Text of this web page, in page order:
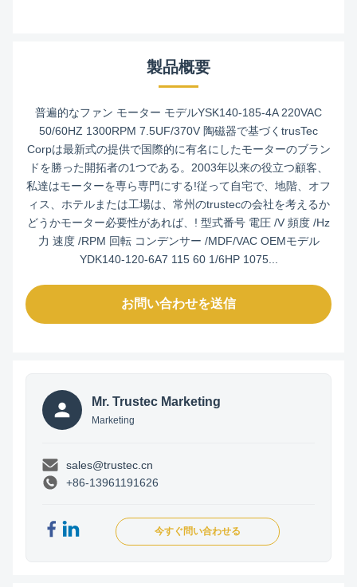
製品概要
普遍的なファン モーター モデルYSK140-185-4A 220VAC
50/60HZ 1300RPM 7.5UF/370V 陶磁器で基づくtrusTec
Corpは最新式の提供で国際的に有名にしたモーターのブラン
ドを勝った開拓者の1つである。2003年以来の役立つ顧客、
私達はモーターを専ら専門にする!従って自宅で、地階、オフ
ィス、ホテルまたは工場は、常州のtrustecの会社を考えるか
どうかモーター必要性があれば、! 型式番号 電圧 /V 頻度 /Hz
力 速度 /RPM 回転 コンデンサー /MDF/VAC OEMモデル
YDK140-120-6A7 115 60 1/6HP 1075...
お問い合わせを送信
Mr. Trustec Marketing
Marketing
sales@trustec.cn
+86-13961191626
今すぐ問い合わせる